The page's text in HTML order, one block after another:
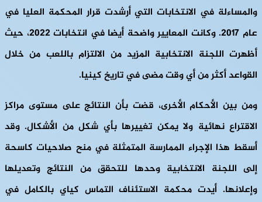
والمساءلة في الانتخابات التي أرشدت قرار المحكمة العليا في
عام 2017. وكانت المعايير واضحة أيضا في انتخابات 2022، حيث
أظهرت اللجنة الانتخابية المزيد من الالتزام باللعب من خلال
القواعد أكثر من أي وقت مضى في تاريخ كينيا.
ومن بين الأحكام الأخرى، قضت بأن النتائج على مستوى مراكز
الاقتراع نهائية ولا يمكن تغييرها بأي شكل من الأشكال. وقد
أسقط هذا الإجراء الممارسة المتمثلة في منح صلاحيات كاسحة
إلى اللجنة الانتخابية وحدها للتحقق من النتائج وتعديلها
وإعلانها. أيدت محكمة الاستئناف التماس كياي بالكامل في